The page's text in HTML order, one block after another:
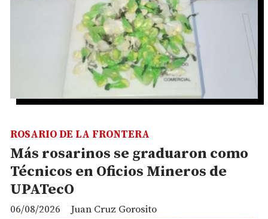
Más rosarinos se graduaron como
Técnicos en Oficios Mineros de
UPATecO
Juan Cruz Gorosito
ROSARIO DE LA FRONTERA
06/08/2026